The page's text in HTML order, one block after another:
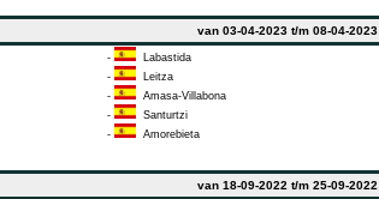
van 03-04-2023 t/m 08-04-2023
- Labastida
- Leitza
- Amasa-Villabona
- Santurtzi
- Amorebieta
van 18-09-2022 t/m 25-09-2022